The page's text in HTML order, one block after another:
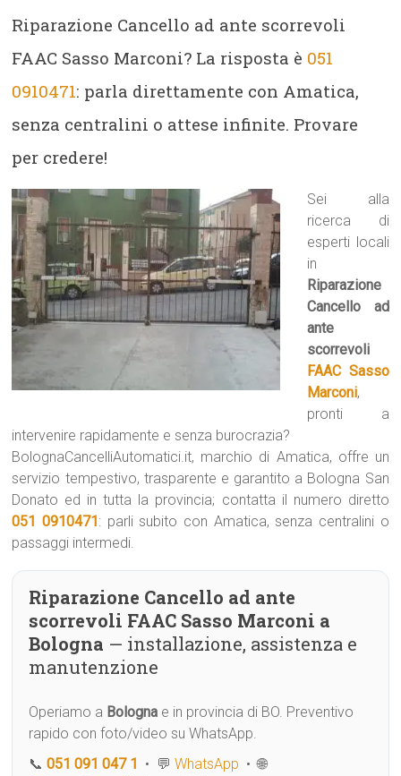
Riparazione Cancello ad ante scorrevoli
FAAC Sasso Marconi? La risposta è 051
0910471: parla direttamente con Amatica,
senza centralini o attese infinite. Provare
per credere!
Sei alla
ricerca di
esperti locali
in
Riparazione
Cancello ad
ante
scorrevoli
FAAC Sasso
Marconi,
pronti a
intervenire rapidamente e senza burocrazia?
BolognaCancelliAutomatici.it, marchio di Amatica, offre un
servizio tempestivo, trasparente e garantito a Bologna San
Donato ed in tutta la provincia; contatta il numero diretto
051 0910471: parli subito con Amatica, senza centralini o
passaggi intermedi.
Riparazione Cancello ad ante
scorrevoli FAAC Sasso Marconi a
Bologna — installazione, assistenza e
manutenzione
Operiamo a Bologna e in provincia di BO. Preventivo
rapido con foto/video su WhatsApp.
📞051 091 047 1 • 💬WhatsApp • 🌐